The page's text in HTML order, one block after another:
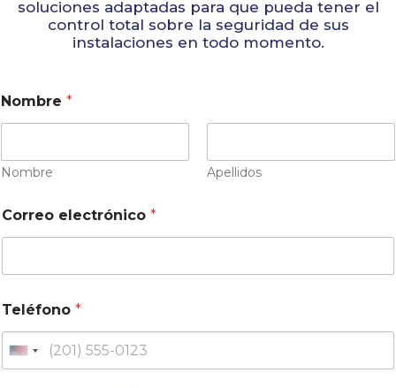
soluciones adaptadas para que pueda tener el
control total sobre la seguridad de sus
instalaciones en todo momento.
Nombre *
Nombre Apellidos
Correo electrónico *
Teléfono *
U